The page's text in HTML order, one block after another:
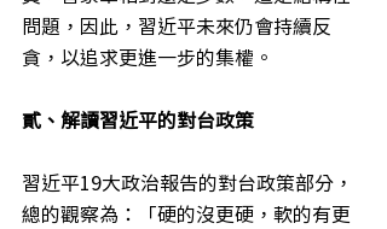
問題，因此，習近平未來仍會持續反
貪，以追求更進一步的集權。
貳、解讀習近平的對台政策
習近平19大政治報告的對台政策部分，
總的觀察為：「硬的沒更硬，軟的有更